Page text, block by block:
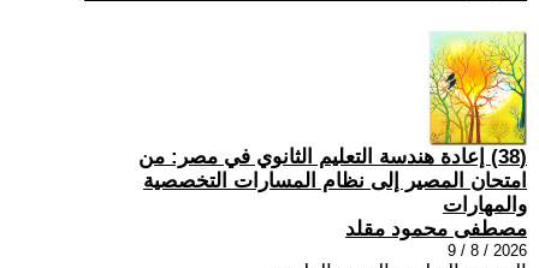
(38) إعادة هندسة التعليم الثانوي في مصر: من
امتحان المصير إلى نظام المسارات التخصصية
والمهارات
مصطفى محمود مقلد
2026 / 8 / 9